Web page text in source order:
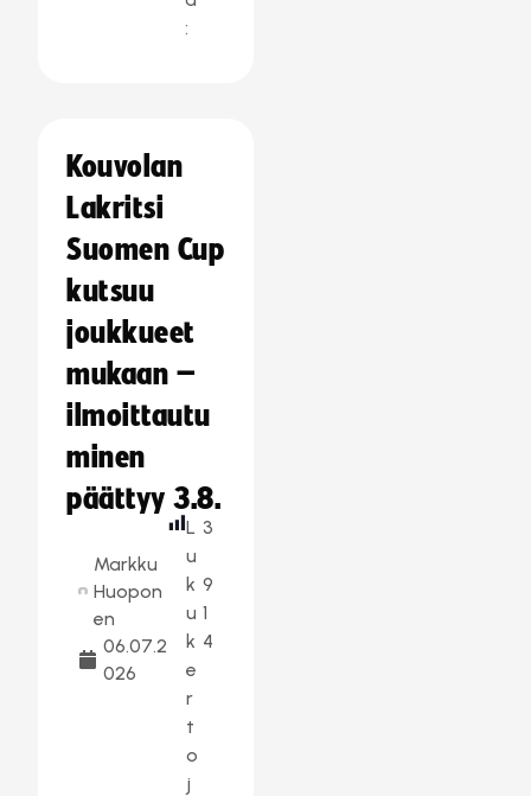
:
Kouvolan
Lakritsi
Suomen Cup
kutsuu
joukkueet
mukaan –
ilmoittautu
minen
päättyy 3.8.
Markku
Huopon
en
06.07.2
026
L
u
k
u
k
e
r
t
o
j
3
9
1
4